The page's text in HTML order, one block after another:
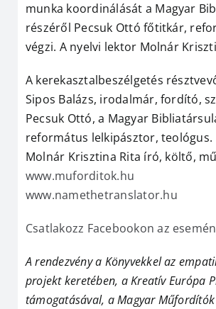
munka koordinálását a Magyar
részéről Pecsuk Ottó főtitkár,
végzi. A nyelvi lektor Molnár
A kerekasztalbeszélgetés
Sipos Balázs, irodalmár, fordító,
Pecsuk Ottó, a Magyar
református lelkipásztor, teológus.
Molnár Krisztina Rita író, költő,
www.muforditok.hu
www.namethetranslator.hu
Csatlakozz Facebookon az
A rendezvény a Könyvekkel az
projekt keretében, a Kreatív Európa
támogatásával, a Magyar Műfordítók